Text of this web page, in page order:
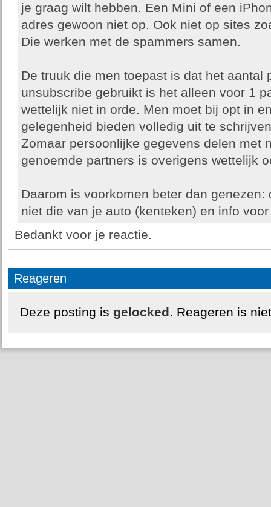
je graag wilt hebben. Een Mini of een
adres gewoon niet op. Ook niet op sites
Die werken met de spammers samen.
De truuk die men toepast is dat het aantal
unsubscribe gebruikt is het alleen voor 1
wettelijk niet in orde. Men moet bij opt in
gelegenheid bieden volledig uit te
Zomaar persoonlijke gegevens delen met
genoemde partners is overigens wettelijk
Daarom is voorkomen beter dan
niet die van je auto (kenteken) en info
Bedankt voor je reactie.
Reageren
Deze posting is gelocked. Reageren is